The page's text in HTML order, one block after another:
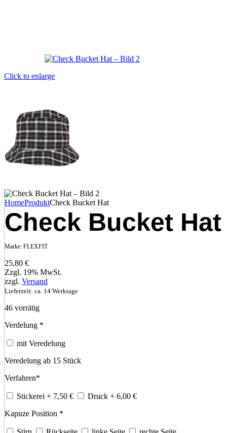
Click to enlarge
HomeProduktCheck Bucket Hat
Check Bucket Hat
Marke: FLEXFIT
25,80 €
Zzgl. 19% MwSt.
zzgl. Versand
Lieferzeit: ca. 14 Werktage
46 vorrätig
Verdelung *
mit Veredelung
Veredelung ab 15 Stück
Verfahren*
Stickerei + 7,50 € Druck + 6,00 €
Kapuze Position *